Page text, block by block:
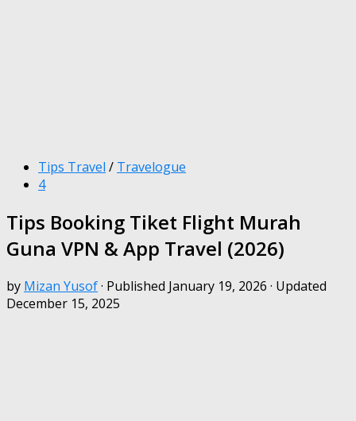
Tips Travel / Travelogue
4
Tips Booking Tiket Flight Murah
Guna VPN & App Travel (2026)
by Mizan Yusof· Published January 19, 2026 · Updated
December 15, 2025